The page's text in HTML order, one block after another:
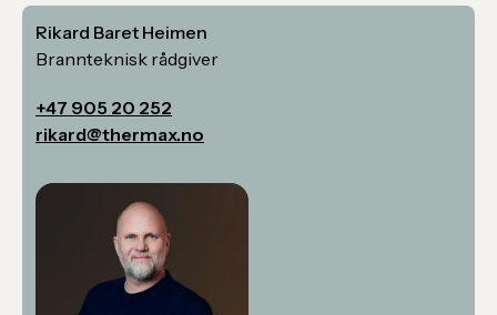
Rikard Baret Heimen
Brannteknisk rådgiver
+47 905 20 252
rikard@thermax.no